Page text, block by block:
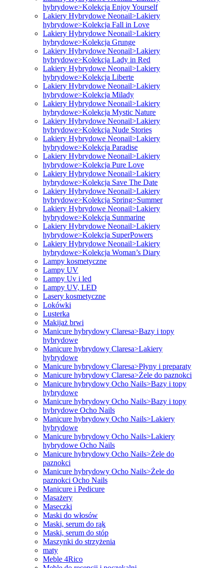
hybrydowe>Kolekcja Enjoy Yourself
Lakiery Hybrydowe Neonail>Lakiery
hybrydowe>Kolekcja Fall in Love
Lakiery Hybrydowe Neonail>Lakiery
hybrydowe>Kolekcja Grunge
Lakiery Hybrydowe Neonail>Lakiery
hybrydowe>Kolekcja Lady in Red
Lakiery Hybrydowe Neonail>Lakiery
hybrydowe>Kolekcja Liberte
Lakiery Hybrydowe Neonail>Lakiery
hybrydowe>Kolekcja Milady
Lakiery Hybrydowe Neonail>Lakiery
hybrydowe>Kolekcja Mystic Nature
Lakiery Hybrydowe Neonail>Lakiery
hybrydowe>Kolekcja Nude Stories
Lakiery Hybrydowe Neonail>Lakiery
hybrydowe>Kolekcja Paradise
Lakiery Hybrydowe Neonail>Lakiery
hybrydowe>Kolekcja Pure Love
Lakiery Hybrydowe Neonail>Lakiery
hybrydowe>Kolekcja Save The Date
Lakiery Hybrydowe Neonail>Lakiery
hybrydowe>Kolekcja Spring>Summer
Lakiery Hybrydowe Neonail>Lakiery
hybrydowe>Kolekcja Sunmarine
Lakiery Hybrydowe Neonail>Lakiery
hybrydowe>Kolekcja SuperPowers
Lakiery Hybrydowe Neonail>Lakiery
hybrydowe>Kolekcja Woman’s Diary
Lampy kosmetyczne
Lampy UV
Lampy Uv i led
Lampy UV, LED
Lasery kosmetyczne
Lokówki
Lusterka
Makijaż brwi
Manicure hybrydowy Claresa>Bazy i topy
hybrydowe
Manicure hybrydowy Claresa>Lakiery
hybrydowe
Manicure hybrydowy Claresa>Płyny i preparaty
Manicure hybrydowy Claresa>Żele do paznokci
Manicure hybrydowy Ocho Nails>Bazy i topy
hybrydowe
Manicure hybrydowy Ocho Nails>Bazy i topy
hybrydowe Ocho Nails
Manicure hybrydowy Ocho Nails>Lakiery
hybrydowe
Manicure hybrydowy Ocho Nails>Lakiery
hybrydowe Ocho Nails
Manicure hybrydowy Ocho Nails>Żele do
paznokci
Manicure hybrydowy Ocho Nails>Żele do
paznokci Ocho Nails
Manicure i Pedicure
Masażery
Maseczki
Maski do włosów
Maski, serum do rąk
Maski, serum do stóp
Maszynki do strzyżenia
maty
Meble 4Rico